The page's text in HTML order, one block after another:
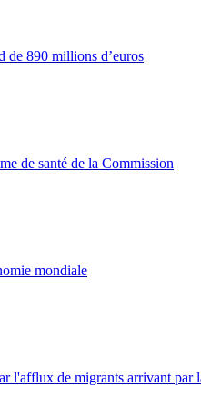
de 890 millions d’euros
de santé de la Commission
mondiale
l'afflux de migrants arrivant par